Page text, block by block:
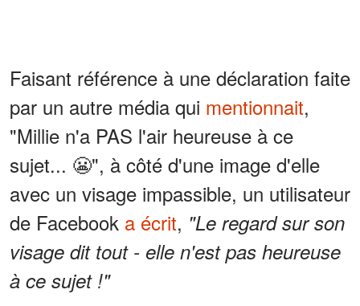
Faisant référence à une déclaration faite
par un autre média qui mentionnait,
"Millie n'a PAS l'air heureuse à ce
sujet... 😬", à côté d'une image d'elle
avec un visage impassible, un utilisateur
de Facebook a écrit, "Le regard sur son
visage dit tout - elle n'est pas heureuse
à ce sujet !"